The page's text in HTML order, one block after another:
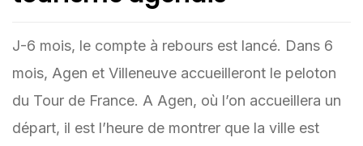
J-6 mois, le compte à rebours est lancé. Dans 6
mois, Agen et Villeneuve accueilleront le peloton
du Tour de France. A Agen, où l’on accueillera un
départ, il est l’heure de montrer que la ville est